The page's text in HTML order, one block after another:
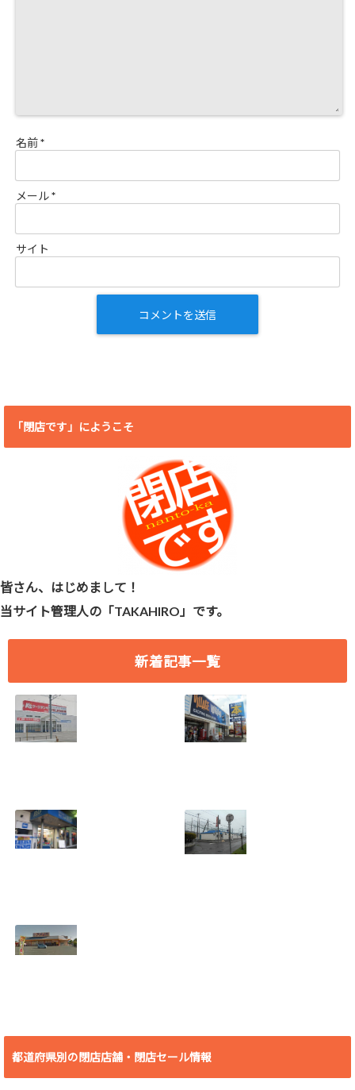
名前*
メール*
サイト
「閉店です」にようこそ
皆さん、はじめまして！
当サイト管理人の「TAKAHIRO」です。
新着記事一覧
2018年7月29日
(日)をもって閉店
2018.07.19
ード刈谷店 2018年
9月17日(月)をもっ
て閉店
2018年7月29日
(日)をもって閉店
年6月30日(土)をも
って閉店
都道府県別の閉店店舗・閉店セール情報